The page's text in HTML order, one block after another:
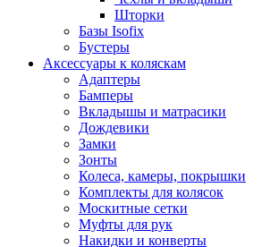
Шторки
Базы Isofix
Бустеры
Аксессуары к коляскам
Адаптеры
Бамперы
Вкладышы и матрасики
Дождевики
Замки
Зонты
Колеса, камеры, покрышки
Комплекты для колясок
Москитные сетки
Муфты для рук
Накидки и конверты